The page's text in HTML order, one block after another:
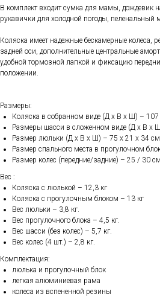
В комплект входит сумка для мамы, дождевик
рукавички для холодной погоды, пеленальный
Коляска имеет надежные бескамерные колеса,
задней оси, дополнительные центральные
удобной тормозной лапкой и фиксацию
положении.
Размеры:
Коляска в собранном виде (Д х В х Ш) –
Размеры шасси в сложенном виде (Д х В х
Размер люльки (Д х В х Ш) – 75 х 21 х 34
Размер спального места в прогулочном
Размер колес (передние/задние) – 25 / 30
Вес :
Коляска с люлькой – 12,3 кг
Коляска с прогулочным блоком – 13 кг
Вес люльки – 3,8 кг.
Вес прогулочного блока – 4,5 кг.
Вес шасси (без колес) – 5,7 кг.
Вес колес (4 шт.) – 2,8 кг.
Комплектация:
люлька и прогулочный блок
легкая алюминиевая рама
колеса из вспененной резины